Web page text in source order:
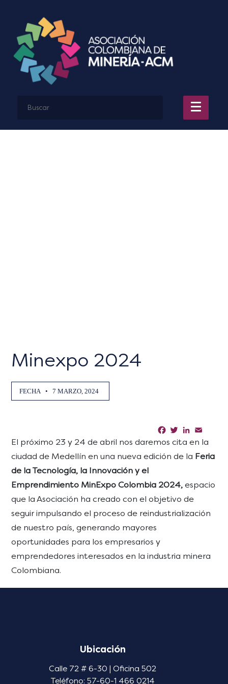
Minexpo 2024
FECHA • 7 MARZO, 2024
Facebook
TwitterLinkedIn
El próximo 23 y 24 de abril nos daremos cita en la
ciudad de Medellín en una nueva edición de la Feria
de la Tecnología, la Innovación y el
Emprendimiento MinExpo Colombia 2024, espacio
que la Asociación ha creado con el objetivo de
seguir impulsando el proceso de reindustrialización
de nuestro país, generando mayores
oportunidades para los empresarios y
emprendedores interesados en la industria minera
Colombiana.
Ubicación
Calle 72 # 6-30 | Oficina 502
Teléfono: 57-60-1 466 0214